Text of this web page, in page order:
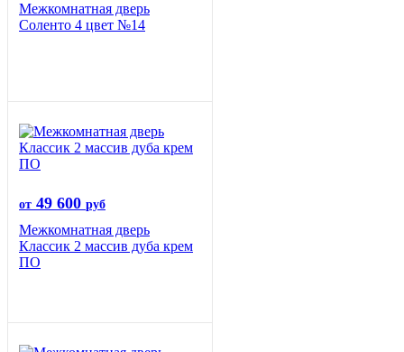
Межкомнатная дверь
Соленто 4 цвет №14
от 49 600 руб
Межкомнатная дверь
Классик 2 массив дуба крем
ПО